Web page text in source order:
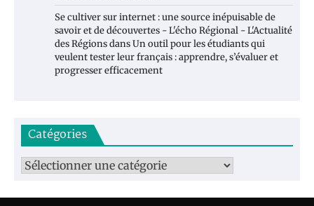
Se cultiver sur internet : une source inépuisable de
savoir et de découvertes - L'écho Régional - L'Actualité
des RégionsdansUn outil pour les étudiants qui
veulent tester leur français : apprendre, s’évaluer et
progresser efficacement
Catégories
Catégories